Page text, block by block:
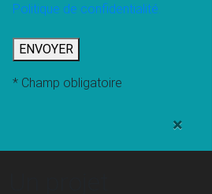
Politique de confidentialité.
* Champ obligatoire
×